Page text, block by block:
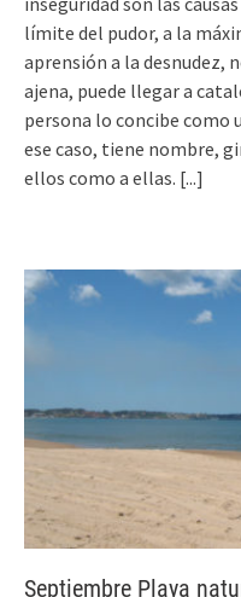
límite del pudor, a la
aprensión a la desnudez,
ajena, puede llegar a
persona lo concibe como
ese caso, tiene nombre,
ellos como a ellas. [...]
Septiembre Playa